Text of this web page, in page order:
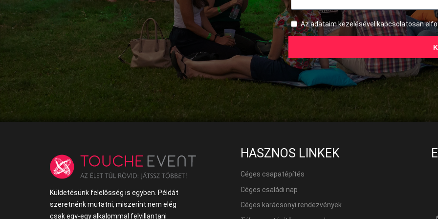
Az adataim kezelésével kapcsolatosan
Küldetésünk felelősség is egyben. Példát
szeretnénk mutatni, miszerint nem elég
csak egy-egy alkalommal felvillantani
HASZNOS LINKEK
Céges csapatépítés
Céges családi nap
Céges karácsonyi rendezvények